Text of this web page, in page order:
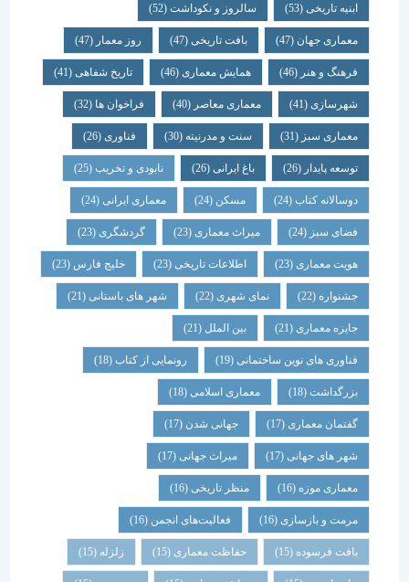
ابنیه تاریخی(53) سالروز و نکوداشت(52)
معماری جهان (47) بافت تاریخی(47) روز معمار(47)
فرهنگ و هنر(46) همایش معماری (46) تاریخ شفاهی (41)
شهرسازی(41) معماری معاصر(40) فراخوان ها(32)
معماری سبز(31) سنت و مدرنیته(30) فناوری (26)
توسعه پایدار(26) باغ ایرانی(26) نابودی و تخریب(25)
دوسالانه کتاب(24) مسکن (24) معماری ایرانی(24)
فضای سبز(24) میراث معماری (23) گردشگری (23)
هویت معماری (23) اطلاعات تاریخی(23) خلیج فارس(23)
جشنواره(22) نمای شهری(22) شهر های باستانی (21)
جایزه معماری (21) بین الملل(21)
فناوری های نوین ساختمانی(19) رونمایی از کتاب (18)
بزرگداشت (18) معماری اسلامی (18)
گفتمان معماری (17) جهانی شدن(17)
شهر های جهانی(17) میراث جهانی(17)
معماری موزه (16) منظر تاریخی (16)
مرمت و بازسازی(16) فعالیت‌های انجمن(16)
بافت فرسوده (15) حفاظت معماری (15) زلزله